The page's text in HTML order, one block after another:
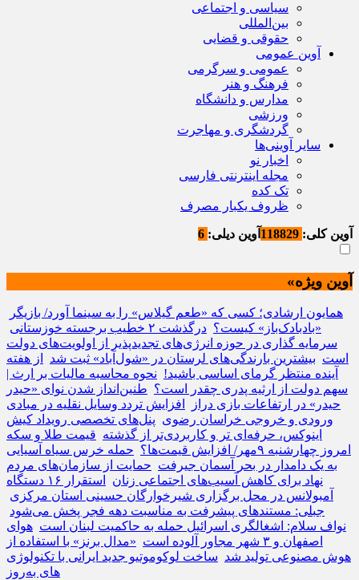
سیاسی و اجتماعی
بین‌المللی
حقوقی و قضایی
آوین عمومی
عمومی و سرگرمی
فرهنگ و هنر
مدارس و دانشگاه
ورزشی
گردشگری و مهاجرت
سایر آوینی‌ها
اخبار نو
مجله اینترنتی فارسی
تک کده
ظروف یکبار مصرف
آوین کلی: آوین دیلی:
آوین ویژه»
همایون ارشادی؛ کسی که «طعم گیلاس» را به سینما آورد/ بازیگر
«بادبادک‌باز» کیست؟ درگذشت ۲ خطیب برجسته خوزستانی
سرمایه گذاری در حوزه انرژی‌های تجدیدپذیر از اولویت‌های دولت
است بیشترین بارندگی‌های لرستان در «شول‌آباد» ثبت شد
از هفته
آینده منتظر گرمای اساسی باشید! نحوه محاسبه مالیات بر ارث |
سهم دولت از ارثیه پدری چقدر است؟ طنین‌انداز شدن نوای «حیدر
حیدر» در ارتفاعات بازی دراز
افزایش تردد وسایل نقلیه در مبادی
ورودی و خروجی خراسان رضوی پنل‌های تخصصی رویداد کیش
اینوکس، حرفه‌ای ‌تر و کاربردی‌تر از گذشته قیمت طلا و سکه
امروز چهارشنبه ۹مهر/ افزایش قیمت‌ها؟
حمله خرس سیاه آسیایی
به یک دامدار در بحر آسمان جیرفت حمایت از سازمان‌های مردم
نهاد برای کاهش آسیب‌های اجتماعی زنان
استقرار ۱۶ دستگاه
آمبولانس در محل برگزاری شیرخوارگان حسینی استان مرکزی
جبلی: مستندهای پیشرفت به مناسبت دهه فجر پخش می‌شود
نواف سلام: اشغالگری اسرائیل حمله به حاکمیت لبنان است هوای
اصفهان و ۳ شهر مجاور آلوده است
«مدال برنز» با استفاده از
هوش مصنوعی تولید شد ساخت لوکوموتیو جدید ایرانی با تکنولوژی
های به‌روز